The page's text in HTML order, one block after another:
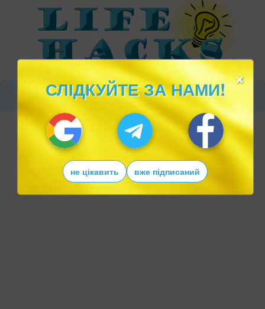
×
СЛІДКУЙТЕ ЗА НАМИ!
не цікавить вже підписаний